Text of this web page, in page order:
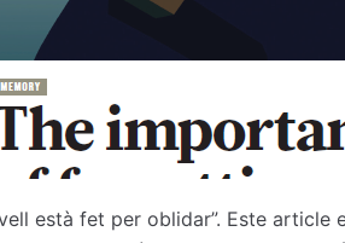
està fet per oblidar”. Este